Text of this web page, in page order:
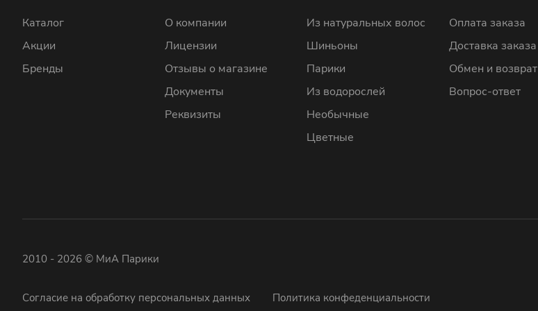
Каталог
Акции
Бренды
О компании
Лицензии
Отзывы о магазине
Документы
Реквизиты
Из натуральных волос
Шиньоны
Парики
Из водорослей
Необычные
Цветные
Оплата заказа
Доставка заказа
Обмен и возврат
Вопрос-ответ
2010 - 2026 © МиА Парики
Согласие на обработку персональных данных Политика конфеденциальности